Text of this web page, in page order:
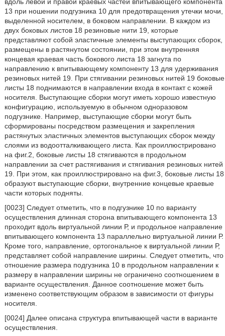
13 при ношении подгузника 10 для предотвращения утечки мочи,
выделенной носителем, в боковом направлении. В каждом из
двух боковых листов 18 резиновые нити 19, которые
представляют собой эластичные элементы выступающих сборок,
размещены в растянутом состоянии, при этом внутренняя
концевая краевая часть бокового листа 18 загнута по
направлению к впитывающему компоненту 13 для удерживания
резиновых нитей 19. При стягивании резиновых нитей 19 боковые
листы 18 поднимаются в направлении входа в контакт с кожей
носителя. Выступающие сборки могут иметь хорошо известную
конфигурацию, используемую в обычном одноразовом
подгузнике. Например, выступающие сборки могут быть
сформированы посредством размещения и закрепления
растянутых эластичных элементов выступающих сборок между
слоями из водоотталкивающего листа. Как проиллюстрировано
на фиг.2, боковые листы 18 стягиваются в продольном
направлении за счет растягивания и стягивания резиновых нитей
19. При этом, как проиллюстрировано на фиг.3, боковые листы 18
образуют выступающие сборки, внутренние концевые краевые
части которых подняты.
[0023] Следует отметить, что в подгузнике 10 по варианту
осуществления длинная сторона впитывающего компонента 13
проходит вдоль виртуальной линии Р, и продольное направление
впитывающего компонента 13 параллельно виртуальной линии Р.
Кроме того, направление, ортогональное к виртуальной линии Р,
представляет собой направление ширины. Следует отметить, что
отношение размера подгузника 10 в продольном направлении к
размеру в направлении ширины не ограничено соотношением в
варианте осуществления. Данное соотношение может быть
изменено соответствующим образом в зависимости от фигуры
носителя.
[0024] Далее описана структура впитывающей части в варианте
осуществления.